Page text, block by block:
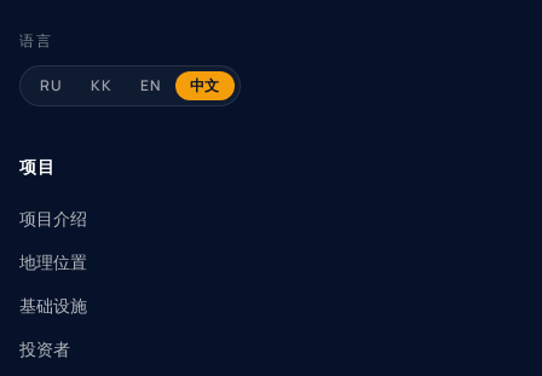
语言
RU KK EN 中文
项目
项目介绍
地理位置
基础设施
投资者